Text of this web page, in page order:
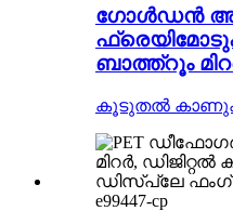
ഗോൾഡൻ
ബാത്ത്റൂം
കൂടുതൽ
e99447-cp